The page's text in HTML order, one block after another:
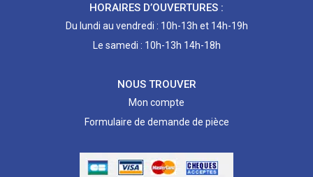
HORAIRES D’OUVERTURES :
Du lundi au vendredi : 10h-13h et 14h-19h
Le samedi : 10h-13h 14h-18h
NOUS TROUVER
Mon compte
Formulaire de demande de pièce